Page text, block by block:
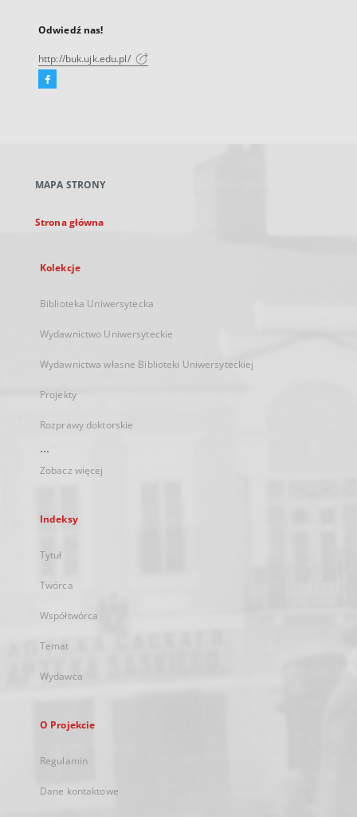
Odwiedź nas!
http://buk.ujk.edu.pl/
Facebook
karcie
MAPA STRONY
Strona główna
Kolekcje
Biblioteka Uniwersytecka
Wydawnictwo Uniwersyteckie
Wydawnictwa własne Biblioteki Uniwersyteckiej
Projekty
Rozprawy doktorskie
...
Zobacz więcej
Indeksy
Tytuł
Twórca
Współtwórca
Temat
Wydawca
O Projekcie
Regulamin
Dane kontaktowe